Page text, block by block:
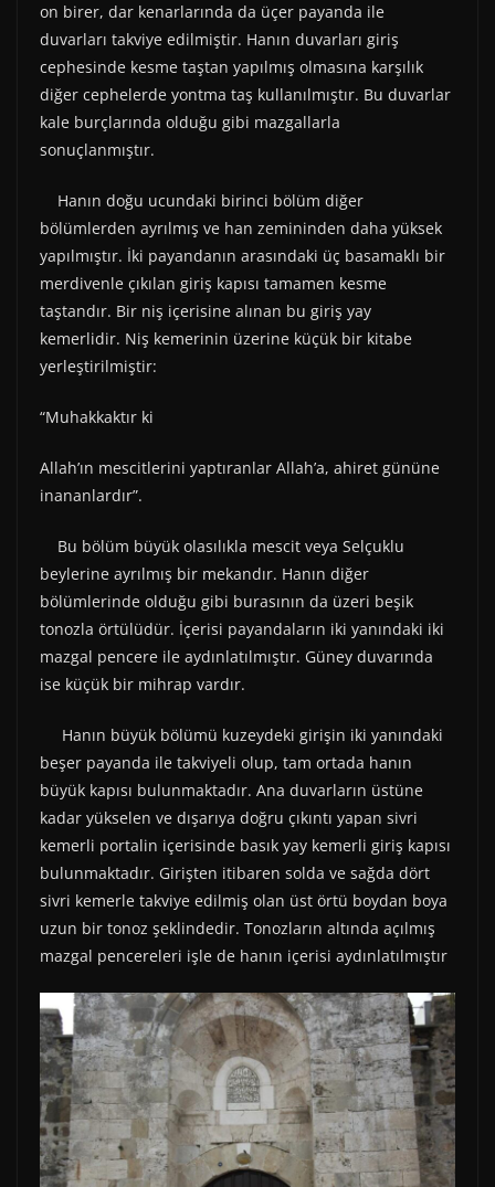
on birer, dar kenarlarında da üçer payanda ile
duvarları takviye edilmiştir. Hanın duvarları giriş
cephesinde kesme taştan yapılmış olmasına karşılık
diğer cephelerde yontma taş kullanılmıştır. Bu duvarlar
kale burçlarında olduğu gibi mazgallarla
sonuçlanmıştır.
Hanın doğu ucundaki birinci bölüm diğer
bölümlerden ayrılmış ve han zemininden daha yüksek
yapılmıştır. İki payandanın arasındaki üç basamaklı bir
merdivenle çıkılan giriş kapısı tamamen kesme
taştandır. Bir niş içerisine alınan bu giriş yay
kemerlidir. Niş kemerinin üzerine küçük bir kitabe
yerleştirilmiştir:
“Muhakkaktır ki
Allah’ın mescitlerini yaptıranlar Allah’a, ahiret gününe
inananlardır”.
Bu bölüm büyük olasılıkla mescit veya Selçuklu
beylerine ayrılmış bir mekandır. Hanın diğer
bölümlerinde olduğu gibi burasının da üzeri beşik
tonozla örtülüdür. İçerisi payandaların iki yanındaki iki
mazgal pencere ile aydınlatılmıştır. Güney duvarında
ise küçük bir mihrap vardır.
Hanın büyük bölümü kuzeydeki girişin iki yanındaki
beşer payanda ile takviyeli olup, tam ortada hanın
büyük kapısı bulunmaktadır. Ana duvarların üstüne
kadar yükselen ve dışarıya doğru çıkıntı yapan sivri
kemerli portalin içerisinde basık yay kemerli giriş kapısı
bulunmaktadır. Girişten itibaren solda ve sağda dört
sivri kemerle takviye edilmiş olan üst örtü boydan boya
uzun bir tonoz şeklindedir. Tonozların altında açılmış
mazgal pencereleri işle de hanın içerisi aydınlatılmıştır